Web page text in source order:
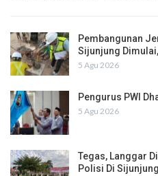
Pembangunan
Sijunjung
5 Agu 2026
Pengurus PWI
5 Agu 2026
Tegas, Langgar
Polisi Di